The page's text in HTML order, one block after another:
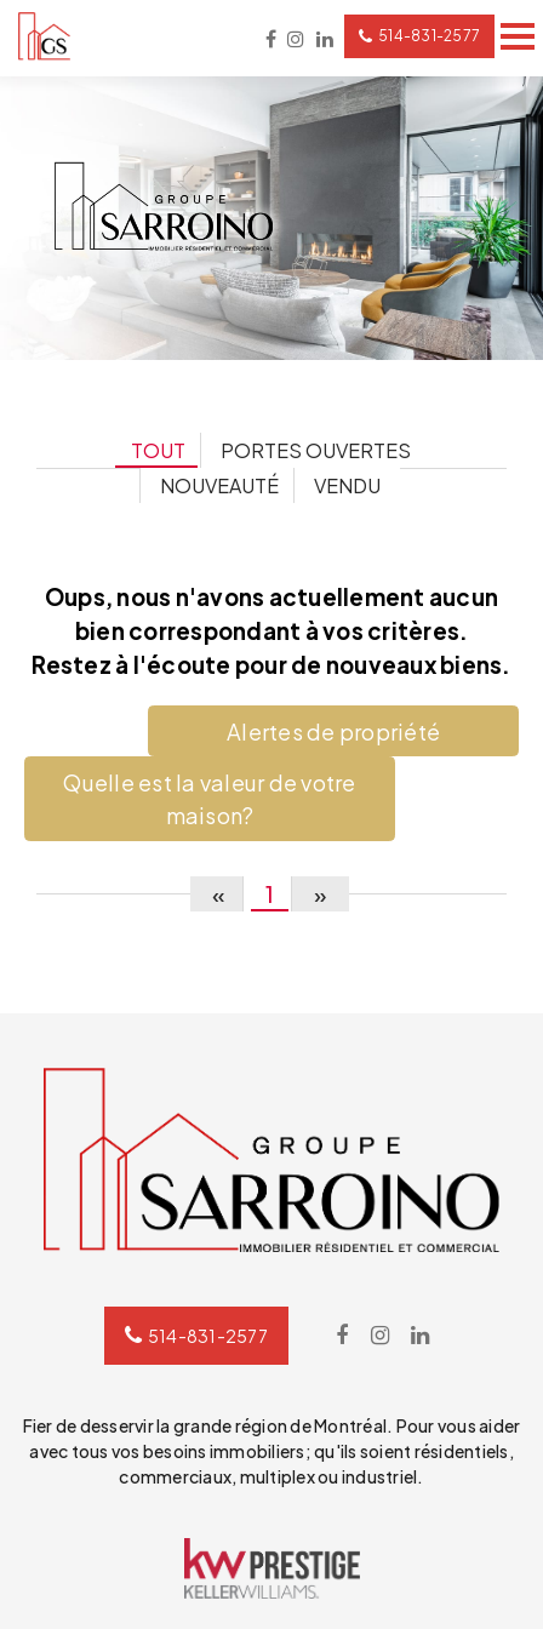
514-831-2577
TOUT
PORTES OUVERTES
NOUVEAUTÉ
VENDU
Oups, nous n'avons actuellement aucun
bien correspondant à vos critères.
Restez à l'écoute pour de nouveaux biens.
Alertes de propriété
Quelle est la valeur de votre
maison?
« 1 »
514-831-2577
Fier de desservir la grande région de Montréal. Pour vous aider
avec tous vos besoins immobiliers; qu'ils soient résidentiels,
commerciaux, multiplex ou industriel.